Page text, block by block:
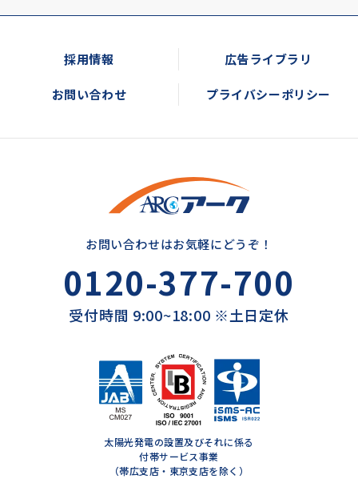
採用情報 広告ライブラリ
お問い合わせ プライバシーポリシー
お問い合わせはお気軽にどうぞ！
0120-377-700
受付時間 9:00~18:00 ※土日定休
太陽光発電の設置及びそれに係る
付帯サービス事業
（帯広支店・東京支店を除く）